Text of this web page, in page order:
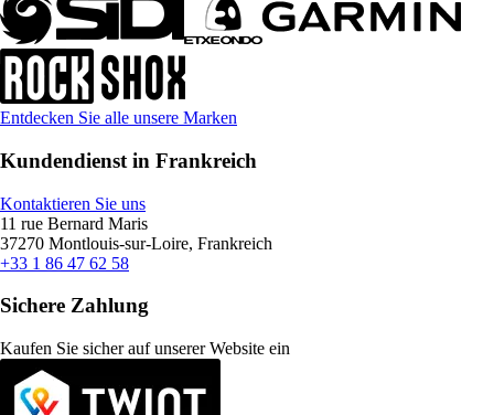
Entdecken Sie alle unsere Marken
Kundendienst in Frankreich
Kontaktieren Sie uns
11 rue Bernard Maris
37270 Montlouis-sur-Loire, Frankreich
+33 1 86 47 62 58
Sichere Zahlung
Kaufen Sie sicher auf unserer Website ein